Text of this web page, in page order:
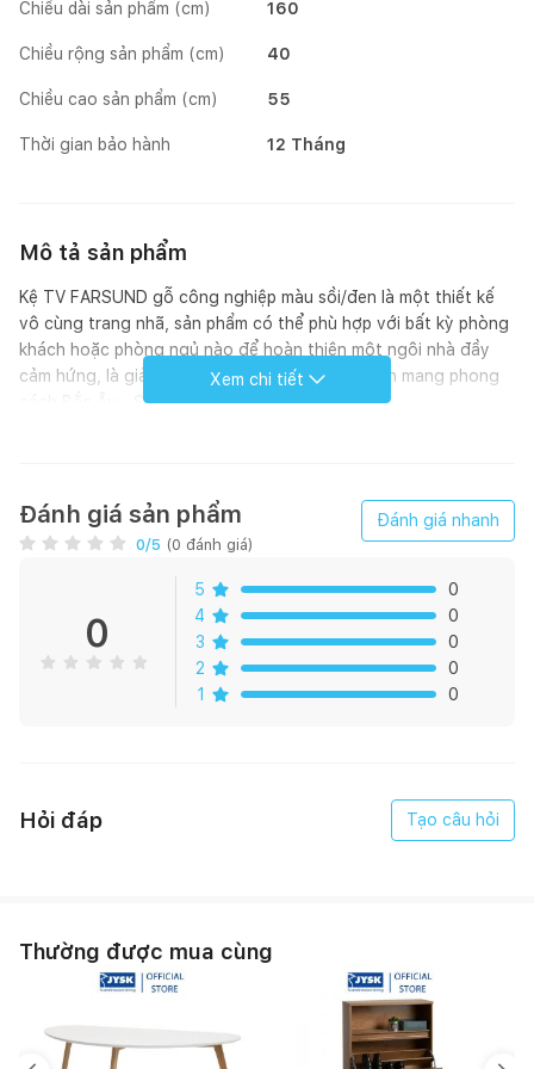
Chiều dài sản phẩm (cm) 160
Chiều rộng sản phẩm (cm) 40
Chiều cao sản phẩm (cm) 55
Thời gian bảo hành 12 Tháng
Mô tả sản phẩm
Kệ TV FARSUND gỗ công nghiệp màu sồi/đen là một thiết kế
vô cùng trang nhã, sản phẩm có thể phù hợp với bất kỳ phòng
khách hoặc phòng ngủ nào để hoàn thiện một ngôi nhà đầy
cảm hứng, là giải pháp tuyệt vời cho không gian mang phong
cách Bắc Âu - Scandinavian.
+ Kệ TV FARSUND được làm từ gỗ công nghiệp HDF (High
Density Fiberboard) chống ẩm và chống trầy xước rất tốt. Ưu
điểm này khắc phục được hoàn toàn khuyết điểm của gỗ tự
Xem chi tiết
Đánh giá sản phẩm
0/5 (0 đánh giá)
Đánh giá nhanh
0
5
0
4
0
3
0
2
0
1
0
Hỏi đáp Tạo câu hỏi
Thường được mua cùng